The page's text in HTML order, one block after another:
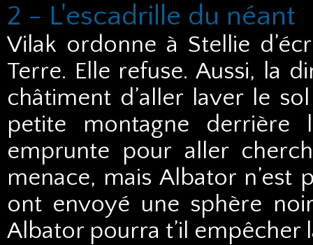
2 - L'escadrille du néant
Vilak ordonne à Stellie
Terre. Elle refuse. Aussi, la
châtiment d’aller laver le
petite montagne derrière
emprunte pour aller
menace, mais Albator n’est
ont envoyé une sphère
Albator pourra t’il empêcher